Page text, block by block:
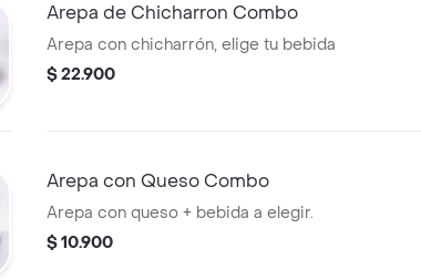
Arepa de Chicharron Combo
Arepa con chicharrón, elige tu bebida
$ 22.900
Arepa con Queso Combo
Arepa con queso + bebida a elegir.
$ 10.900